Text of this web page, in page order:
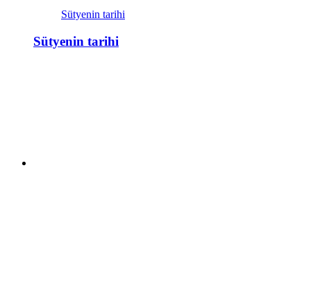
Sütyenin tarihi
Sütyenin tarihi